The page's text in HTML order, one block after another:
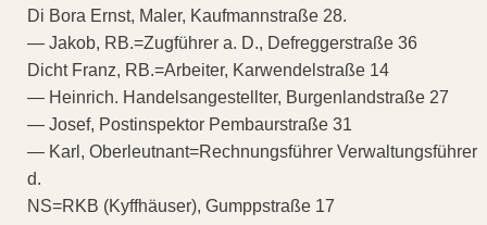
Di Bora Ernst, Maler, Kaufmannstraße 28.
— Jakob, RB.=Zugführer a. D., Defreggerstraße 36
Dicht Franz, RB.=Arbeiter, Karwendelstraße 14
— Heinrich. Handelsangestellter, Burgenlandstraße 27
— Josef, Postinspektor Pembaurstraße 31
— Karl, Oberleutnant=Rechnungsführer Verwaltungsführer
d.
NS=RKB (Kyffhäuser), Gumppstraße 17